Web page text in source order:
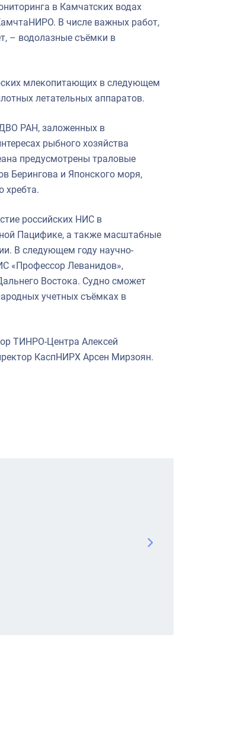
в Камчатских водах
В числе важных работ,
– водолазные съёмки в
млекопитающих в следующем
летательных аппаратов.
РАН, заложенных в
рыбного хозяйства
предусмотрены траловые
Берингова и Японского моря,
хребта.
российских НИС в
Пацифике, а также масштабные
В следующем году научно-
«Профессор Леванидов»,
Востока. Судно сможет
учетных съёмках в
ТИНРО-Центра Алексей
КаспНИРХ Арсен Мирзоян.